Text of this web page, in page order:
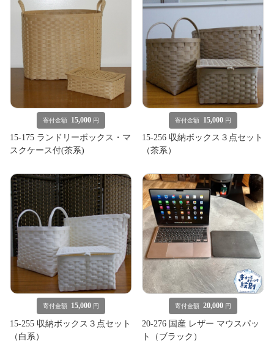
寄付金額 15,000 円
15-175 ランドリーボックス・マ
スクケース付(茶系)
寄付金額 15,000 円
15-256 収納ボックス３点セット
（茶系）
寄付金額 15,000 円
15-255 収納ボックス３点セット
（白系）
寄付金額 20,000 円
20-276 国産 レザー マウスパッ
ト（ブラック）